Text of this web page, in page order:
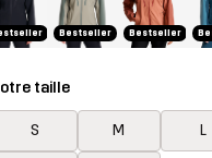
Bestseller Bestseller
taille
S M L